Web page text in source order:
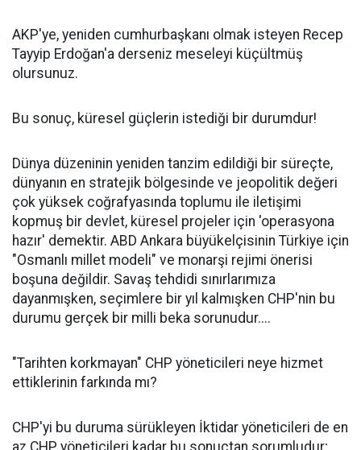
AKP'ye, yeniden cumhurbaşkanı olmak isteyen Recep
Tayyip Erdoğan'a derseniz meseleyi küçültmüş
olursunuz.
Bu sonuç, küresel güçlerin istediği bir durumdur!
Dünya düzeninin yeniden tanzim edildiği bir süreçte,
dünyanın en stratejik bölgesinde ve jeopolitik değeri
çok yüksek coğrafyasında toplumu ile iletişimi
kopmuş bir devlet, küresel projeler için 'operasyona
hazır' demektir. ABD Ankara büyükelçisinin Türkiye için
"Osmanlı millet modeli" ve monarşi rejimi önerisi
boşuna değildir. Savaş tehdidi sınırlarımıza
dayanmışken, seçimlere bir yıl kalmışken CHP'nin bu
durumu gerçek bir milli beka sorunudur....
"Tarihten korkmayan" CHP yöneticileri neye hizmet
ettiklerinin farkında mı?
CHP'yi bu duruma sürükleyen İktidar yöneticileri de en
az CHP yöneticileri kadar bu sonuçtan sorumludur;